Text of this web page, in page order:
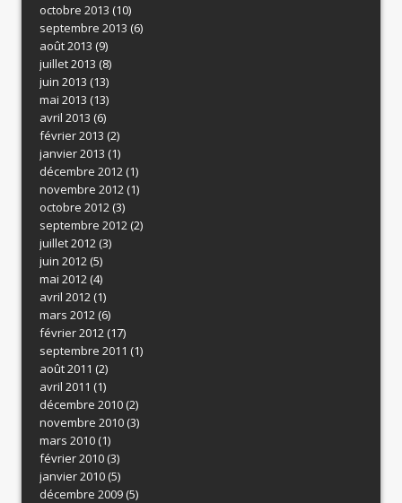
octobre 2013 (10)
septembre 2013 (6)
août 2013 (9)
juillet 2013 (8)
juin 2013 (13)
mai 2013 (13)
avril 2013 (6)
février 2013 (2)
janvier 2013 (1)
décembre 2012(1)
novembre 2012(1)
octobre 2012(3)
septembre 2012(2)
juillet 2012(3)
juin 2012(5)
mai 2012(4)
avril 2012(1)
mars 2012(6)
février 2012(17)
septembre 2011 (1)
août 2011 (2)
avril 2011 (1)
décembre 2010(2)
novembre 2010(3)
mars 2010(1)
février 2010(3)
janvier 2010(5)
décembre 2009(5)